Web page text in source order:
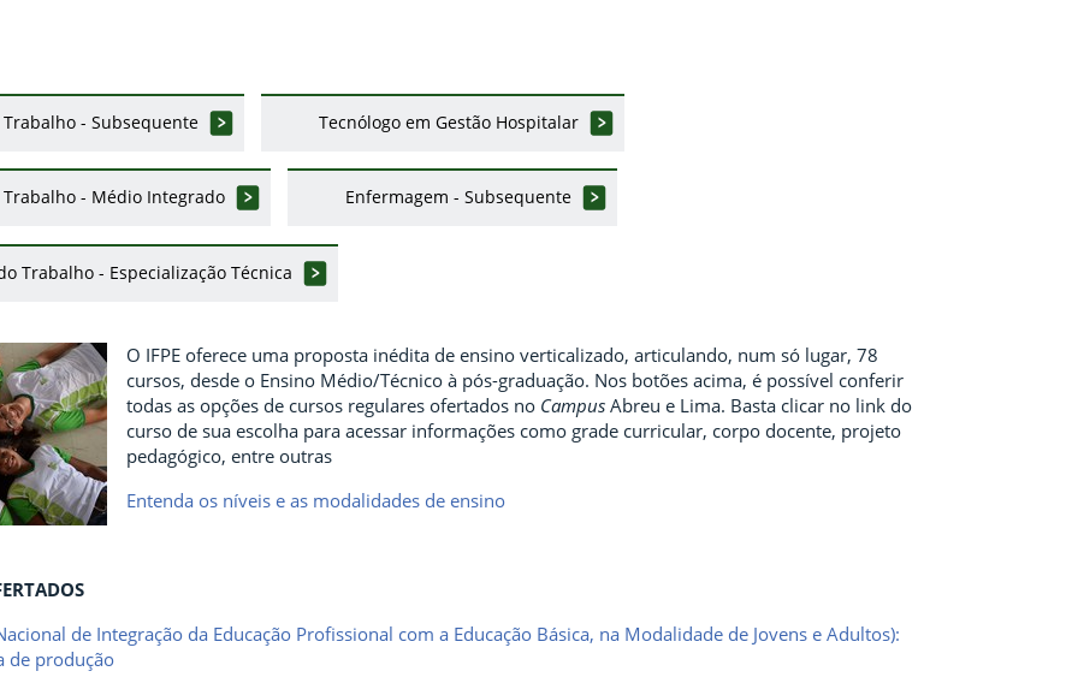
- Subsequente Tecnólogo em Gestão Hospitalar
- Médio Integrado Enfermagem - Subsequente
Trabalho - Especialização Técnica
O IFPE oferece uma proposta inédita de ensino verticalizado, articulando, num só lugar, 78
cursos, desde o Ensino Médio/Técnico à pós-graduação. Nos botões acima, é possível conferir
todas as opções de cursos regulares ofertados no Campus Abreu e Lima. Basta clicar no link do
curso de sua escolha para acessar informações como grade curricular, corpo docente, projeto
pedagógico, entre outras
Entenda os níveis e as modalidades de ensino
de Integração da Educação Profissional com a Educação Básica, na Modalidade de Jovens e Adultos):
de produção